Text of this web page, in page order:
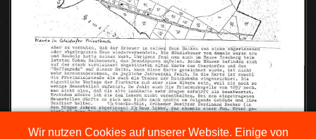
Wir nutzen Cookies auf unserer Website. Einige von